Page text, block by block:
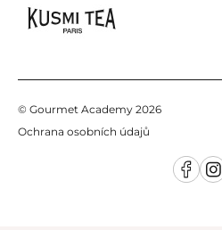
© Gourmet Academy 2026
Ochrana osobních údajů